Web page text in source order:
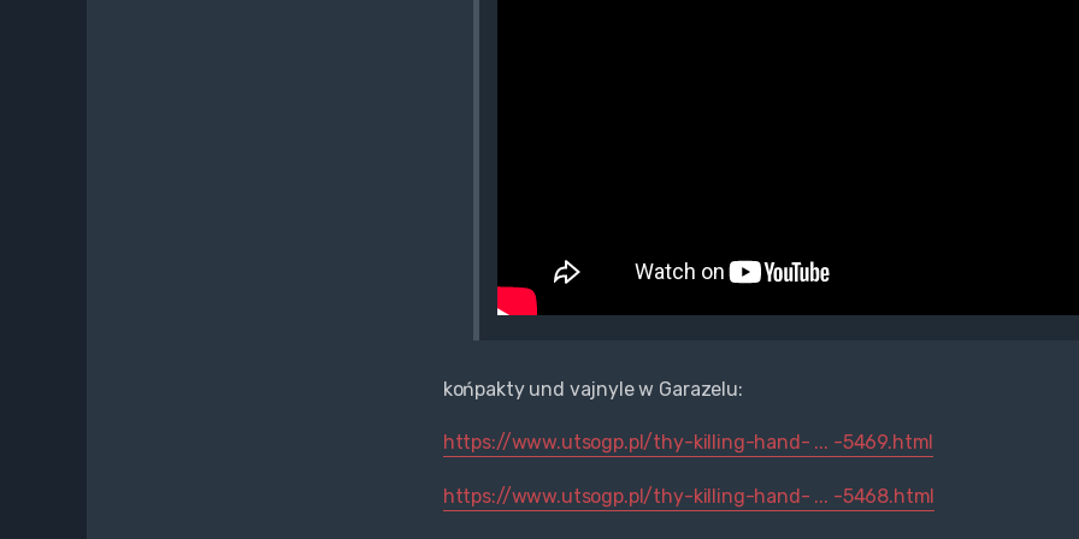
końpakty und vajnyle w Garazelu:
https://www.utsogp.pl/thy-killing-hand- ... -5469.html
https://www.utsogp.pl/thy-killing-hand- ... -5468.html